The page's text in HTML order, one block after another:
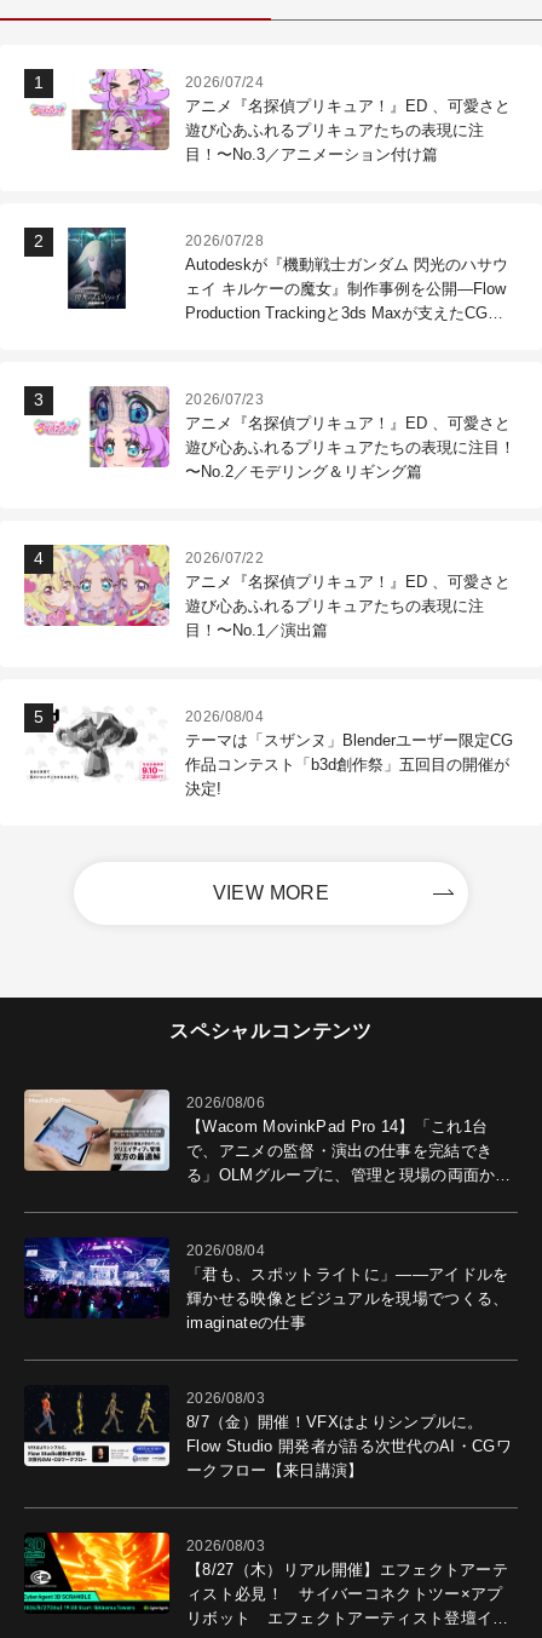
2026/07/24
アニメ『名探偵プリキュア！』ED 、可愛さと
遊び心あふれるプリキュアたちの表現に注
目！〜No.3／アニメーション付け篇
2026/07/28
Autodeskが『機動戦士ガンダム 閃光のハサウ
ェイ キルケーの魔女』制作事例を公開―Flow
Production Trackingと3ds Maxが支えたCG制
2026/07/23
アニメ『名探偵プリキュア！』ED 、可愛さと
遊び心あふれるプリキュアたちの表現に注目！
〜No.2／モデリング＆リギング篇
2026/07/22
アニメ『名探偵プリキュア！』ED 、可愛さと
遊び心あふれるプリキュアたちの表現に注
目！〜No.1／演出篇
2026/08/04
テーマは「スザンヌ」Blenderユーザー限定CG
作品コンテスト「b3d創作祭」五回目の開催が
決定!
VIEW MORE
スペシャルコンテンツ
2026/08/06
【Wacom MovinkPad Pro 14】「これ1台
で、アニメの監督・演出の仕事を完結でき
る」OLMグループに、管理と現場の両面から
2026/08/04
「君も、スポットライトに」――アイドルを
輝かせる映像とビジュアルを現場でつくる、
imaginateの仕事
2026/08/03
8/7（金）開催！VFXはよりシンプルに。
Flow Studio 開発者が語る次世代のAI・CGワ
ークフロー【来日講演】
2026/08/03
【8/27（木）リアル開催】エフェクトアーテ
ィスト必見！ サイバーコネクトツー×アプ
リボット エフェクトアーティスト登壇イベ